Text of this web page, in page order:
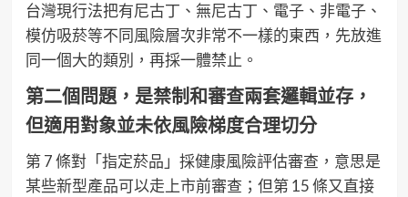
台灣現行法把有尼古丁、無尼古丁、電子、非電子、
模仿吸菸等不同風險層次非常不一樣的東西，先放進
同一個大的類別，再採一體禁止。
第二個問題，是禁制和審查兩套邏輯並存，
但適用對象並未依風險梯度合理切分
第 7 條對「指定菸品」採健康風險評估審查，意思是
某些新型產品可以走上市前審查；但第 15 條又直接